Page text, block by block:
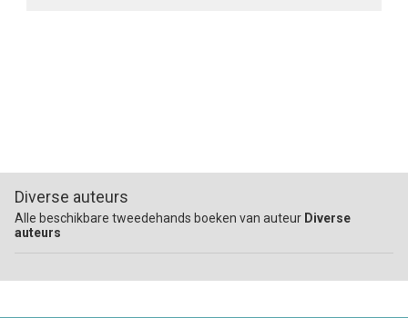
Diverse auteurs
Alle beschikbare tweedehands boeken van auteur Diverse
auteurs